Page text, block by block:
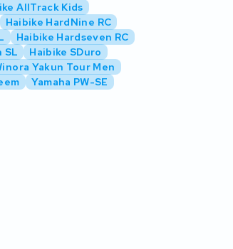
AllTrack Kids
Haibike HardNine RC
Haibike Hardseven RC
SL
Haibike SDuro
Yakun Tour Men
Yamaha PW-SE